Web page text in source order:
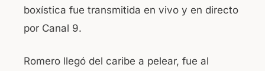
boxística fue transmitida en vivo y en directo
por Canal 9.
Romero llegó del caribe a pelear, fue al